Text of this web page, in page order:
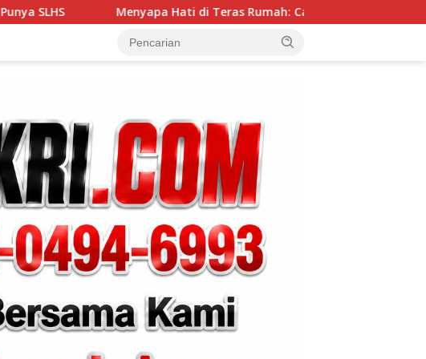
Menyapa Hati di Teras Rumah: Cara Babinsa Kesongo Rajut Kebersamaan